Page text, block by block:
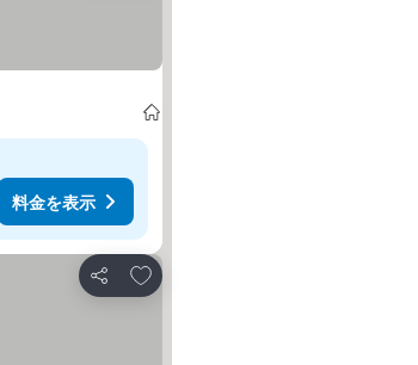
料金を表示
シェア
お気に入りに追加